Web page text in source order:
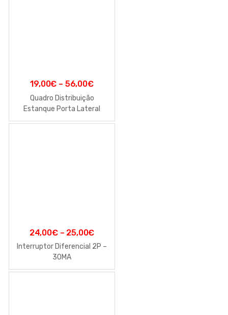
19,00€ – 56,00€
Quadro Distribuição
Estanque Porta Lateral
24,00€– 25,00€
Interruptor Diferencial 2P –
30MA